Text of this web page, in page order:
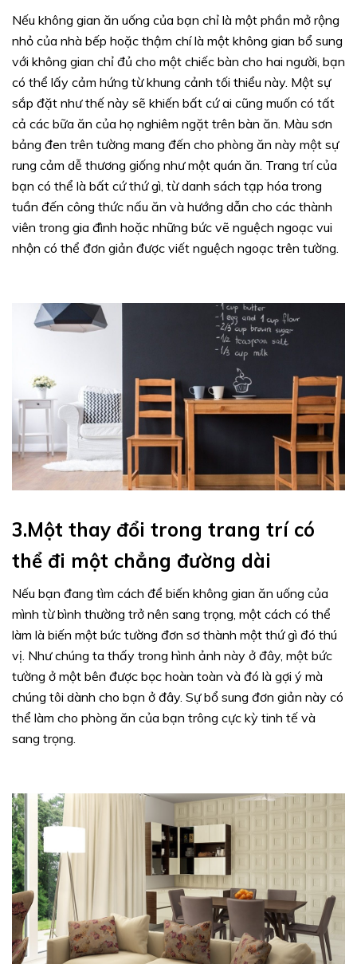
Nếu không gian ăn uống của bạn chỉ là một phần mở rộng
nhỏ của nhà bếp hoặc thậm chí là một không gian bổ sung
với không gian chỉ đủ cho một chiếc bàn cho hai người, bạn
có thể lấy cảm hứng từ khung cảnh tối thiểu này. Một sự
sắp đặt như thế này sẽ khiến bất cứ ai cũng muốn có tất
cả các bữa ăn của họ nghiêm ngặt trên bàn ăn. Màu sơn
bảng đen trên tường mang đến cho phòng ăn này một sự
rung cảm dễ thương giống như một quán ăn. Trang trí của
bạn có thể là bất cứ thứ gì, từ danh sách tạp hóa trong
tuần đến công thức nấu ăn và hướng dẫn cho các thành
viên trong gia đình hoặc những bức vẽ nguệch ngoạc vui
nhộn có thể đơn giản được viết nguệch ngoạc trên tường.
3.Một thay đổi trong trang trí có
thể đi một chẳng đường dài
Nếu bạn đang tìm cách để biến không gian ăn uống của
mình từ bình thường trở nên sang trọng, một cách có thể
làm là biến một bức tường đơn sơ thành một thứ gì đó thú
vị. Như chúng ta thấy trong hình ảnh này ở đây, một bức
tường ở một bên được bọc hoàn toàn và đó là gợi ý mà
chúng tôi dành cho bạn ở đây. Sự bổ sung đơn giản này có
thể làm cho phòng ăn của bạn trông cực kỳ tinh tế và
sang trọng.